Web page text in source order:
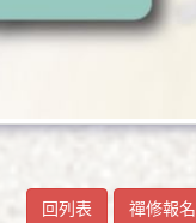
回列表 禪修報名